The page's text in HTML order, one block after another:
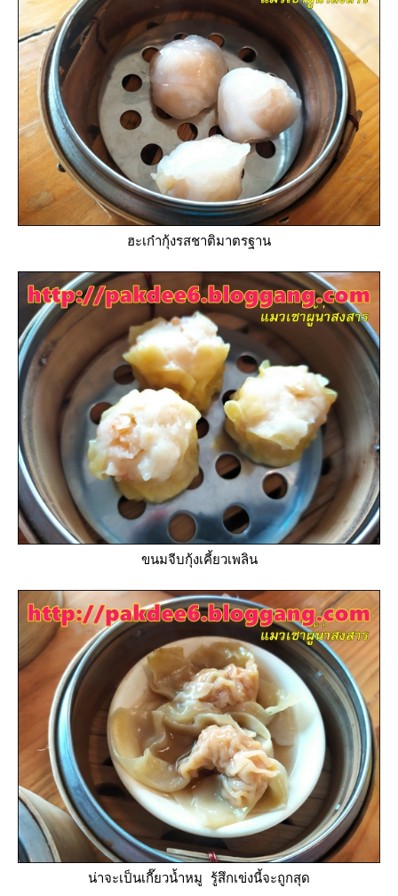
ฮะเก๋ากุ้งรสชาติมาตรฐาน
ขนมจีบกุ้งเคี้ยวเพลิน
น่าจะเป็นเกี๊ยวน้ำหมู รู้สึกเข่งนี้จะถูกสุด